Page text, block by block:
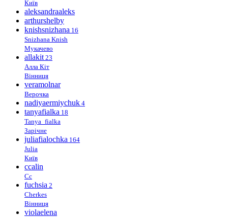
Київ
aleksandraaleks
arthurshelby
knishsnizhana 16
Snizhana Knish
Мукачево
allakit 23
Алла Кіт
Вінниця
veramolnar
Верочка
nadiyaermiychuk 4
tanyafialka 18
Tanya_fialka
Зарічне
juliafialochka 164
Julia
Київ
ccalin
Cc
fuchsia 2
Cherkes
Вінниця
violaelena